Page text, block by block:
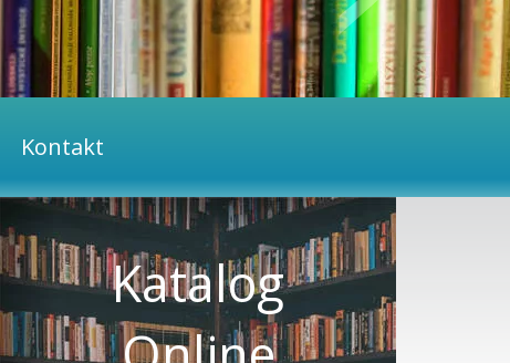
Kontakt
Katalog